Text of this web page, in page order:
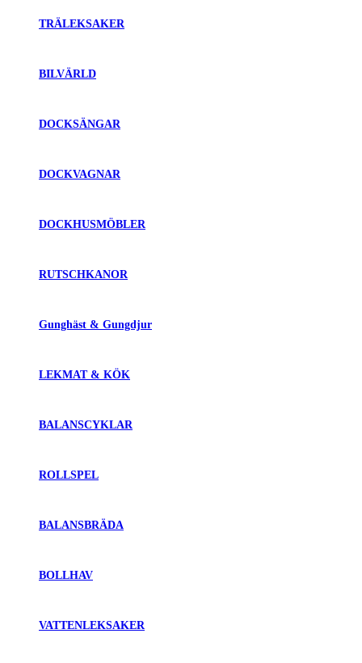
TRÄLEKSAKER
BILVÄRLD
DOCKSÄNGAR
DOCKVAGNAR
DOCKHUSMÖBLER
RUTSCHKANOR
Gunghäst & Gungdjur
LEKMAT & KÖK
BALANSCYKLAR
ROLLSPEL
BALANSBRÄDA
BOLLHAV
VATTENLEKSAKER